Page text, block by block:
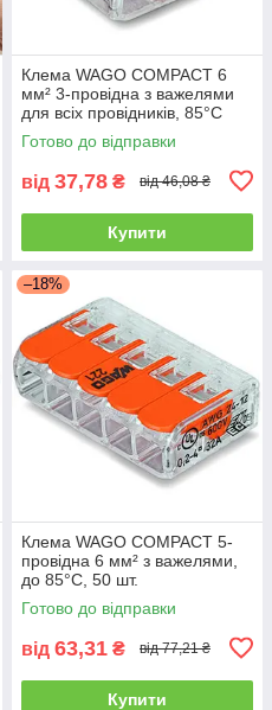
Клема WAGO COMPACT 6
мм² 3-провідна з важелями
для всіх провідників, 85°C
Готово до відправки
від 37,78 ₴ від 46,08 ₴
Купити
–18%
Клема WAGO COMPACT 5-
провідна 6 мм² з важелями,
до 85°C, 50 шт.
Готово до відправки
від 63,31 ₴ від 77,21 ₴
Купити